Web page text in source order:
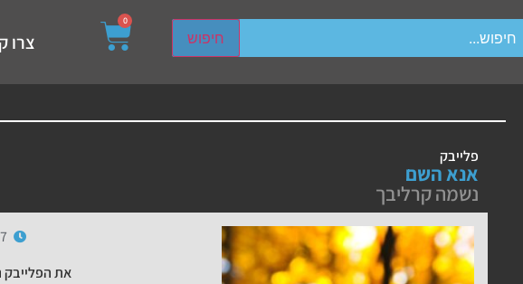
חיפוש
page. Touch device users, explore by touch or with swipe gestures.
0
צרו
פלייבק
אנא השם
נשמה קרליבך
את הפלייבק